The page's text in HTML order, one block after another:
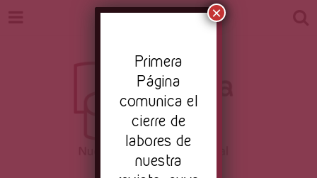
Primera
Página
comunica el
cierre de
labores de
nuestra
×